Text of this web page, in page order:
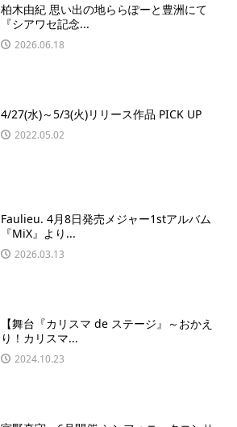
柏木由紀 思い出の地ららぽーと豊洲にて
『シアワセ記念...
2026.06.18
4/27(水)～5/3(火)リリース作品 PICK UP
2022.05.02
Faulieu. 4月8日発売メジャー1stアルバム
『MiX』より...
2026.03.13
【舞台『カリスマ de ステージ』～おかえ
り！カリスマ...
2024.10.23